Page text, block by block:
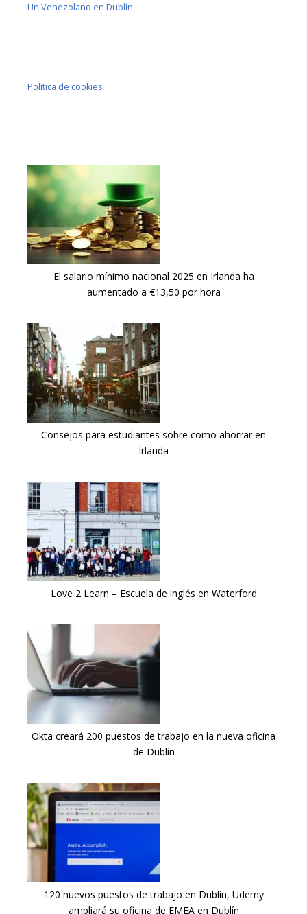
Un Venezolano en Dublín
Política de cookies
El salario mínimo nacional 2025 en Irlanda ha
aumentado a €13,50 por hora
Consejos para estudiantes sobre como ahorrar en
Irlanda
Love 2 Learn – Escuela de inglés en Waterford
Okta creará 200 puestos de trabajo en la nueva oficina
de Dublín
120 nuevos puestos de trabajo en Dublín, Udemy
ampliará su oficina de EMEA en Dublín